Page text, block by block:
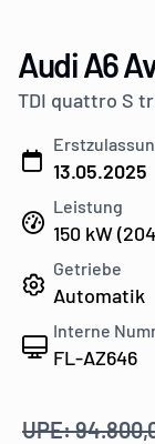
Audi A6
TDI quattro S
13.05.2025
Leistung
150 kW
Getriebe
Automatik
Interne
FL-AZ646
UPE: